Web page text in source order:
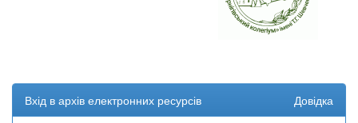
Вхід в архів електронних ресурсів Довідка